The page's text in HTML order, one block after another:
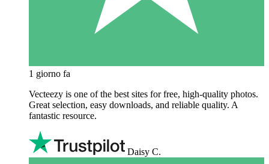
1 giorno fa
Vecteezy is one of the best sites for free, high‑quality photos.
Great selection, easy downloads, and reliable quality. A
fantastic resource.
Daisy C.